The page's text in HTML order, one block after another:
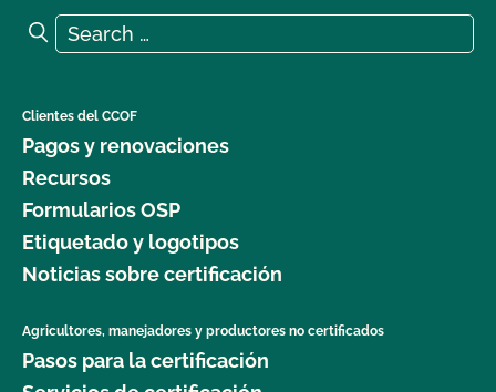
Search for:
Search
Clientes del CCOF
Pagos y renovaciones
Recursos
Formularios OSP
Etiquetado y logotipos
Noticias sobre certificación
Agricultores, manejadores y productores no certificados
Pasos para la certificación